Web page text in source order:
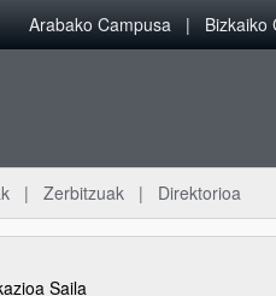
Arabako Campusa Bizkaiko
Zerbitzuak Direktorioa
Saila